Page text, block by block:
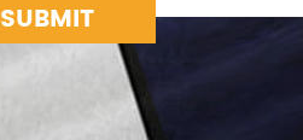
SUBMIT